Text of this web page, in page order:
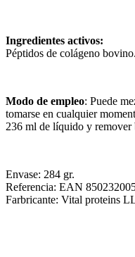
Ingredientes activos:
Péptidos de colágeno
Modo de empleo: Puede
tomarse en cualquier
236 ml de líquido y remover
Envase: 284 gr.
Referencia: EAN
Farbricante: Vital proteins